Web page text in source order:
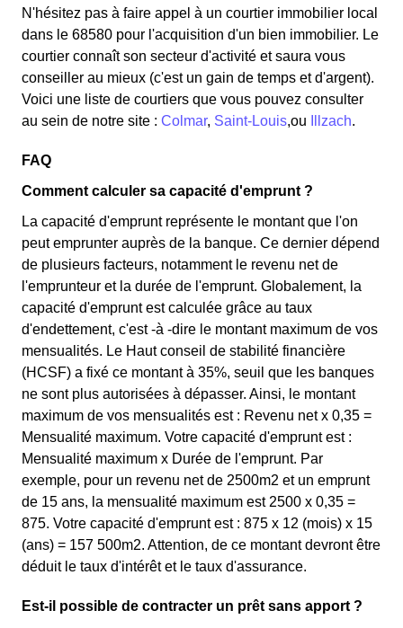
N'hésitez pas à faire appel à un courtier immobilier local
dans le 68580 pour l'acquisition d'un bien immobilier. Le
courtier connaît son secteur d'activité et saura vous
conseiller au mieux (c'est un gain de temps et d'argent).
Voici une liste de courtiers que vous pouvez consulter
au sein de notre site : Colmar, Saint-Louis,ou Illzach.
FAQ
Comment calculer sa capacité d'emprunt ?
La capacité d'emprunt représente le montant que l'on
peut emprunter auprès de la banque. Ce dernier dépend
de plusieurs facteurs, notamment le revenu net de
l'emprunteur et la durée de l'emprunt. Globalement, la
capacité d'emprunt est calculée grâce au taux
d'endettement, c'est -à -dire le montant maximum de vos
mensualités. Le Haut conseil de stabilité financière
(HCSF) a fixé ce montant à 35%, seuil que les banques
ne sont plus autorisées à dépasser. Ainsi, le montant
maximum de vos mensualités est : Revenu net x 0,35 =
Mensualité maximum. Votre capacité d'emprunt est :
Mensualité maximum x Durée de l'emprunt. Par
exemple, pour un revenu net de 2500m2 et un emprunt
de 15 ans, la mensualité maximum est 2500 x 0,35 =
875. Votre capacité d'emprunt est : 875 x 12 (mois) x 15
(ans) = 157 500m2. Attention, de ce montant devront être
déduit le taux d'intérêt et le taux d'assurance.
Est-il possible de contracter un prêt sans apport ?